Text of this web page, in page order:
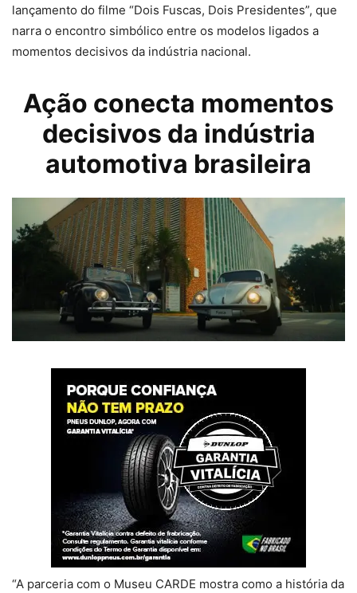
lançamento do filme “Dois Fuscas, Dois Presidentes”, que
narra o encontro simbólico entre os modelos ligados a
momentos decisivos da indústria nacional.
Ação conecta momentos
decisivos da indústria
automotiva brasileira
“A parceria com o Museu CARDE mostra como a história da